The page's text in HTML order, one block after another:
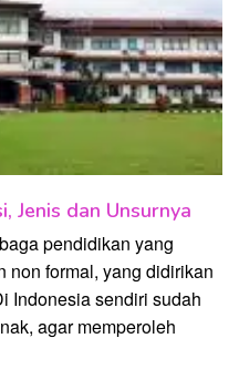
Jenis dan Unsurnya
pendidikan yang
non formal, yang didirikan
Indonesia sendiri sudah
agar memperoleh